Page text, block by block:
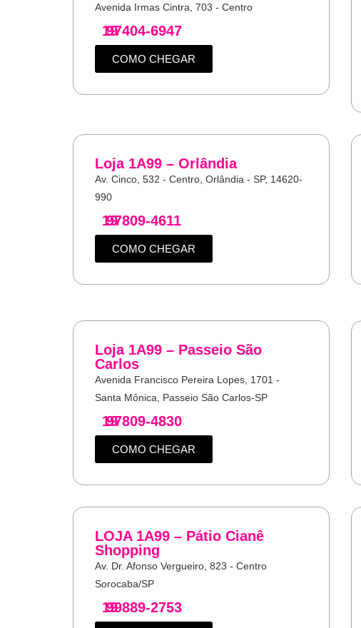
Avenida Irmas Cintra, 703 - Centro
19
97404-6947
COMO CHEGAR
Loja 1A99 – Orlândia
Av. Cinco, 532 - Centro, Orlândia - SP, 14620-
990
19
97809-4611
COMO CHEGAR
Loja 1A99 – Passeio São
Carlos
Avenida Francisco Pereira Lopes, 1701 -
Santa Mônica, Passeio São Carlos-SP
19
97809-4830
COMO CHEGAR
LOJA 1A99 – Pátio Cianê
Shopping
Av. Dr. Afonso Vergueiro, 823 - Centro
Sorocaba/SP
19
99889-2753